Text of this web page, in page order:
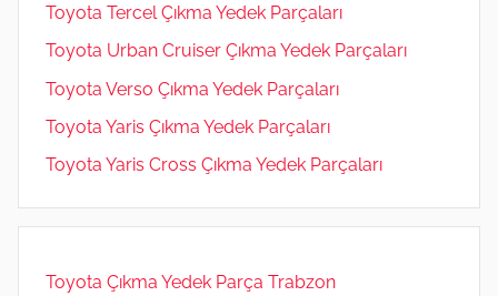
Toyota Tercel Çıkma Yedek Parçaları
Toyota Urban Cruiser Çıkma Yedek Parçaları
Toyota Verso Çıkma Yedek Parçaları
Toyota Yaris Çıkma Yedek Parçaları
Toyota Yaris Cross Çıkma Yedek Parçaları
Toyota Çıkma Yedek Parça Trabzon